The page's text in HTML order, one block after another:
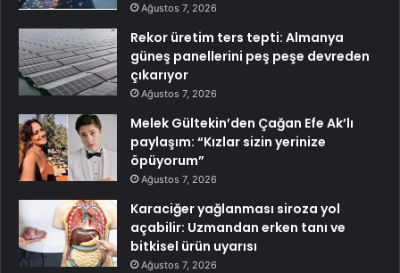
Ağustos 7, 2026
Rekor üretim ters tepti: Almanya
güneş panellerini peş peşe devreden
çıkarıyor
Ağustos 7, 2026
Melek Gültekin’den Çağan Efe Ak’lı
paylaşım: “Kızlar sizin yerinize
öpüyorum”
Ağustos 7, 2026
Karaciğer yağlanması siroza yol
açabilir: Uzmandan erken tanı ve
bitkisel ürün uyarısı
Ağustos 7, 2026